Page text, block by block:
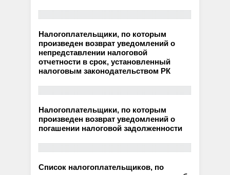
Налогоплательщики, по которым
произведен возврат уведомлений о
непредставлении налоговой
отчетности в срок, установленный
налоговым законодательством РК
Налогоплательщики, по которым
произведен возврат уведомлений о
погашении налоговой задолженности
Список налогоплательщиков, по